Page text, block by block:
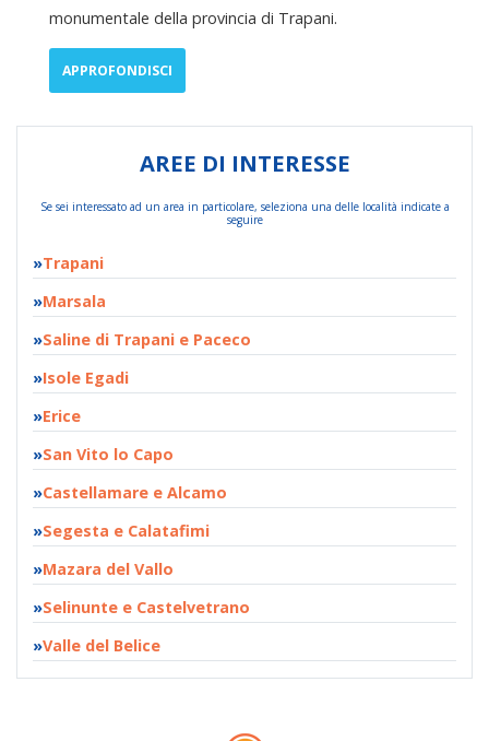
monumentale della provincia di Trapani.
APPROFONDISCI
AREE DI INTERESSE
Se sei interessato ad un area in particolare, seleziona una delle località indicate a
seguire
Trapani
Marsala
Saline di Trapani e Paceco
Isole Egadi
Erice
San Vito lo Capo
Castellamare e Alcamo
Segesta e Calatafimi
Mazara del Vallo
Selinunte e Castelvetrano
Valle del Belice